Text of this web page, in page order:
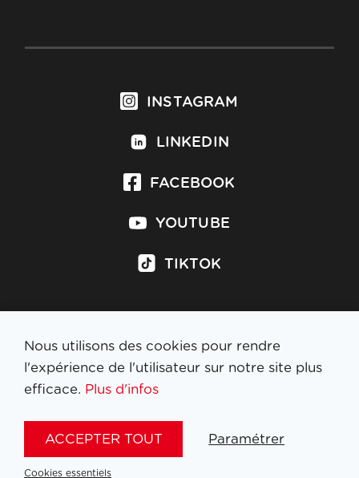
INSTAGRAM
LINKEDIN
FACEBOOK
YOUTUBE
TIKTOK
S'inscrire à la newsletter
Nous utilisons des cookies pour rendre
l'expérience de l'utilisateur sur notre site plus
efficace. Plus d'infos
ACCEPTER TOUT Paramétrer
Cookies essentiels